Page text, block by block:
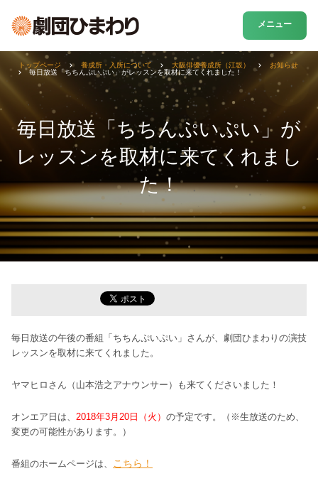
メニュー
毎日放送「ちちんぷいぷい」が
レッスンを取材に来てくれまし
た！
トップページ 養成所・入所について 大阪俳優養成所（江坂）
お知らせ
毎日放送「ちちんぷいぷい」がレッスンを取材に来てくれました！
毎日放送の午後の番組「ちちんぷいぷい」さんが、劇団ひまわりの演技
レッスンを取材に来てくれました。
ヤマヒロさん（山本浩之アナウンサー）も来てくださいました！
オンエア日は、 2018年3月20日（火） の予定です。（ ※生放送のため、
変更の可能性があります。）
番組のホームページは、 こちら！